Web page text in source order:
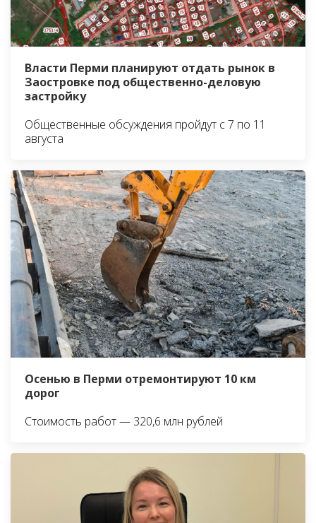
Власти Перми планируют отдать рынок в
Заостровке под общественно-деловую
застройку
Общественные обсуждения пройдут с 7 по 11
августа
Осенью в Перми отремонтируют 10 км
дорог
Стоимость работ — 320,6 млн рублей